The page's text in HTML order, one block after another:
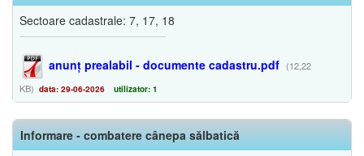
Sectoare cadastrale: 7, 17, 18
anunț prealabil - documente cadastru.pdf (12,22
KB) data: 29-06-2026 utilizator: 1
Informare - combatere cânepa sălbatică